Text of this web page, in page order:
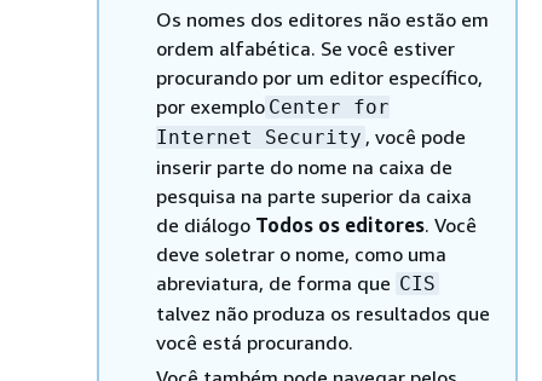
Os nomes dos editores não estão em
ordem alfabética. Se você estiver
procurando por um editor específico,
por exemplo Center for
Internet Security , você pode
inserir parte do nome na caixa de
pesquisa na parte superior da caixa
de diálogo Todos os editores. Você
deve soletrar o nome, como uma
abreviatura, de forma que CIS
talvez não produza os resultados que
você está procurando.